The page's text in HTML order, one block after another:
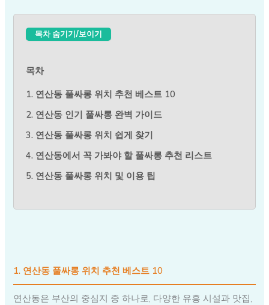
목차 숨기기/보이기
목차
1. 연산동 풀싸롱 위치 추천 베스트 10
2. 연산동 인기 풀싸롱 완벽 가이드
3. 연산동 풀싸롱 위치 쉽게 찾기
4. 연산동에서 꼭 가봐야 할 풀싸롱 추천 리스트
5. 연산동 풀싸롱 위치 및 이용 팁
1. 연산동 풀싸롱 위치 추천 베스트 10
연산동은 부산의 중심지 중 하나로, 다양한 유흥 시설과 맛집,